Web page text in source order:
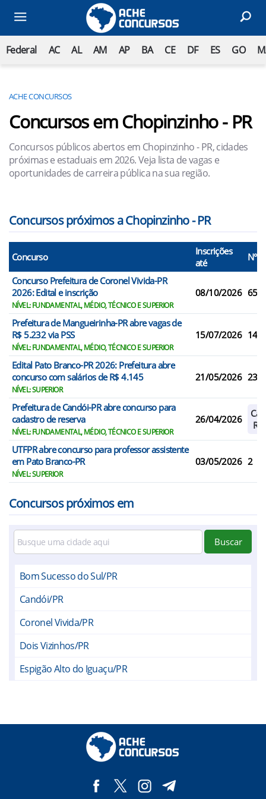
Federal AC AL AM AP BA CE DF ES GO
ACHE CONCURSOS
Concursos em Chopinzinho - PR
Concursos públicos abertos em Chopinzinho - PR, cidades
próximas e estaduais em 2026. Veja lista de vagas e
oportunidades de carreira pública na sua região.
Concursos próximos a Chopinzinho - PR
Concurso
Inscrições
até
N°
Concurso Prefeitura de Coronel Vivida-PR
2026: Edital e inscrição
NÍVEL: FUNDAMENTAL, MÉDIO, TÉCNICO E SUPERIOR
08/10/2026 65
Prefeitura de Mangueirinha-PR abre vagas de
R$ 5.232 via PSS
NÍVEL: FUNDAMENTAL, MÉDIO, TÉCNICO E SUPERIOR
15/07/2026 14
Edital Pato Branco-PR 2026: Prefeitura abre
concurso com salários de R$ 4.145
NÍVEL: SUPERIOR
21/05/2026 23
Prefeitura de Candói-PR abre concurso para
cadastro de reserva
NÍVEL: FUNDAMENTAL, MÉDIO, TÉCNICO E SUPERIOR
26/04/2026
UTFPR abre concurso para professor assistente
em Pato Branco-PR
NÍVEL: SUPERIOR
03/05/2026 2
Concursos próximos em
Buscar
Bom Sucesso do Sul/PR
Candói/PR
Coronel Vivida/PR
Dois Vizinhos/PR
Espigão Alto do Iguaçu/PR
Honório Serpa/PR
Itapejara d`Oeste/PR
Laranjeiras do Sul/PR